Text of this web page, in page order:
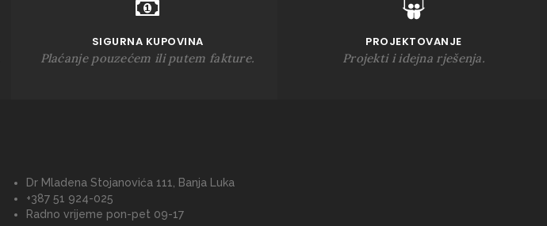
SIGURNA KUPOVINA
Plaćanje pouzećem ili putem fakture.
PROJEKTOVANJE
Projekti i idejna rješenja.
Dr Mladena Stojanovića 111, Banja Luka
+387 51 924-025
Radno vrijeme pon-pet 09-17